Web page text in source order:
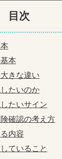
目次
本
きな違い
たいのか
たいサイン
確認の考え方
内容
ていること